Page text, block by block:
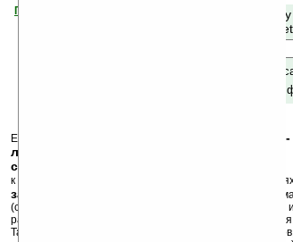
Помогите Ладошкам стать лучше
Поиск по
Mobile и
только по
по сайту и
Еще раз обращаем внимание, что
кейгены, кряки -
лекарства, серийные номера, ключи и
ссылки на варезные сайты
к публикации на нашем сайте в
запрещены
, как и несанкционированная
(спам). Мы поддерживаем авторов программ и
развитие легального программного
Также мы призываем Вас поддерживать